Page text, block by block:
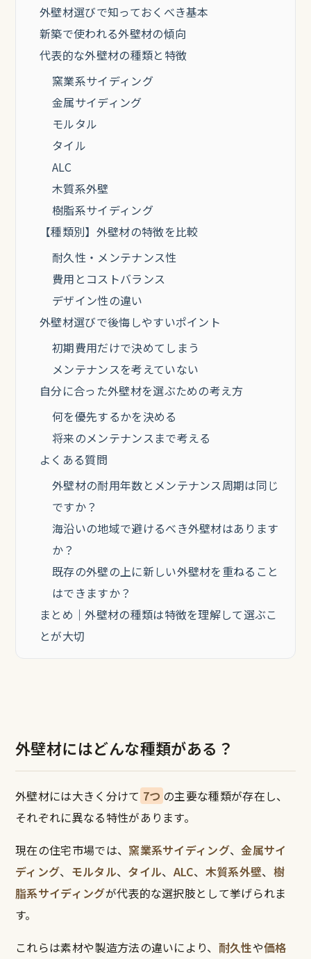
外壁材選びで知っておくべき基本
新築で使われる外壁材の傾向
代表的な外壁材の種類と特徴
窯業系サイディング
金属サイディング
モルタル
タイル
ALC
木質系外壁
樹脂系サイディング
【種類別】外壁材の特徴を比較
耐久性・メンテナンス性
費用とコストバランス
デザイン性の違い
外壁材選びで後悔しやすいポイント
初期費用だけで決めてしまう
メンテナンスを考えていない
自分に合った外壁材を選ぶための考え方
何を優先するかを決める
将来のメンテナンスまで考える
よくある質問
外壁材の耐用年数とメンテナンス周期は同じ
ですか？
海沿いの地域で避けるべき外壁材はあります
か？
既存の外壁の上に新しい外壁材を重ねること
はできますか？
まとめ｜外壁材の種類は特徴を理解して選ぶこ
とが大切
外壁材にはどんな種類がある？
外壁材には大きく分けて 7つ の主要な種類が存在し、
それぞれに異なる特性があります。
現在の住宅市場では、 窯業系サイディング、金属サイ
ディング、 モルタル、 タイル、 ALC、 木質系外壁、 樹
脂系サイディングが代表的な選択肢として挙げられま
す。
これらは素材や製造方法の違いにより、 耐久性や価格